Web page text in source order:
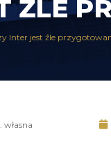
ŹLE
Inter jest źle
własna